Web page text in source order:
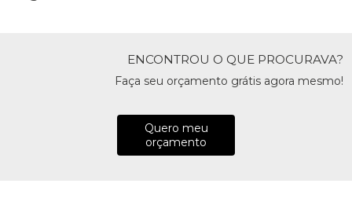
ENCONTROU O QUE PROCURAVA?
Faça seu orçamento grátis agora mesmo!
Quero meu
orçamento